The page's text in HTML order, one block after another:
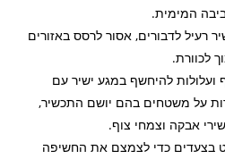
המימית.
רעיל לדבורים, אסור לרסס באזורים
לכוורת.
ועלולות להיחשף במגע ישיר עם
על משטחים בהם יושם התכשיר,
אבקה וצמחי צוף.
בצעדים כדי לצמצם את החשיפה